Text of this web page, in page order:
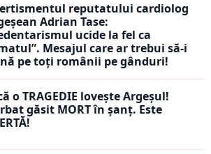
reputatului cardiolog
Adrian Tase:
ucide la fel ca
Mesajul care ar trebui să-i
pe toți românii pe gânduri!
o TRAGEDIE lovește Argeșul!
găsit MORT în șanț. Este